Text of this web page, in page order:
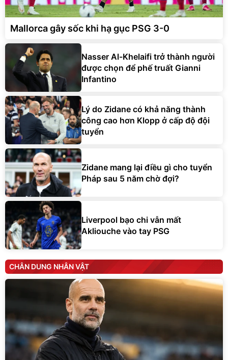
Mallorca gây sốc khi hạ gục PSG 3-0
Nasser Al-Khelaifi trở thành người
được chọn để phế truất Gianni
Infantino
Lý do Zidane có khả năng thành
công cao hơn Klopp ở cấp độ đội
tuyển
Zidane mang lại điều gì cho tuyển
Pháp sau 5 năm chờ đợi?
Liverpool bạo chi vẫn mất
Akliouche vào tay PSG
CHÂN DUNG NHÂN VẬT